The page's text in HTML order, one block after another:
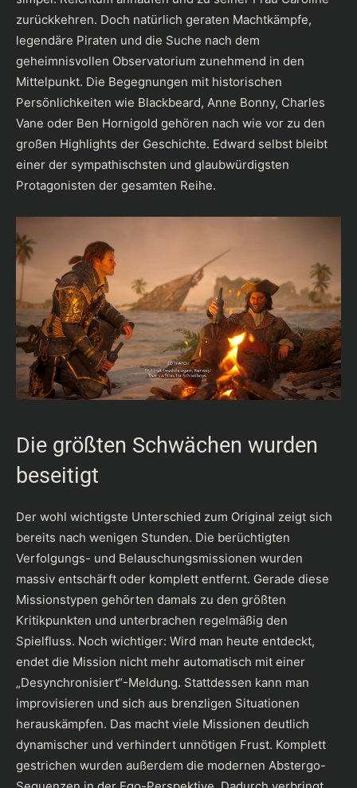
zurückkehren. Doch natürlich geraten Machtkämpfe,
legendäre Piraten und die Suche nach dem
geheimnisvollen Observatorium zunehmend in den
Mittelpunkt. Die Begegnungen mit historischen
Persönlichkeiten wie Blackbeard, Anne Bonny, Charles
Vane oder Ben Hornigold gehören nach wie vor zu den
großen Highlights der Geschichte. Edward selbst bleibt
einer der sympathischsten und glaubwürdigsten
Protagonisten der gesamten Reihe.
Die größten Schwächen wurden
beseitigt
Der wohl wichtigste Unterschied zum Original zeigt sich
bereits nach wenigen Stunden. Die berüchtigten
Verfolgungs- und Belauschungsmissionen wurden
massiv entschärft oder komplett entfernt. Gerade diese
Missionstypen gehörten damals zu den größten
Kritikpunkten und unterbrachen regelmäßig den
Spielfluss. Noch wichtiger: Wird man heute entdeckt,
endet die Mission nicht mehr automatisch mit einer
„Desynchronisiert“-Meldung. Stattdessen kann man
improvisieren und sich aus brenzligen Situationen
herauskämpfen. Das macht viele Missionen deutlich
dynamischer und verhindert unnötigen Frust. Komplett
gestrichen wurden außerdem die modernen Abstergo-